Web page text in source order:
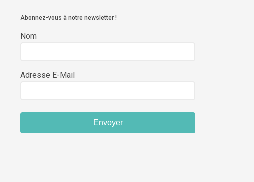
Abonnez-vous à notre newsletter !
Nom
Adresse E-Mail
Envoyer